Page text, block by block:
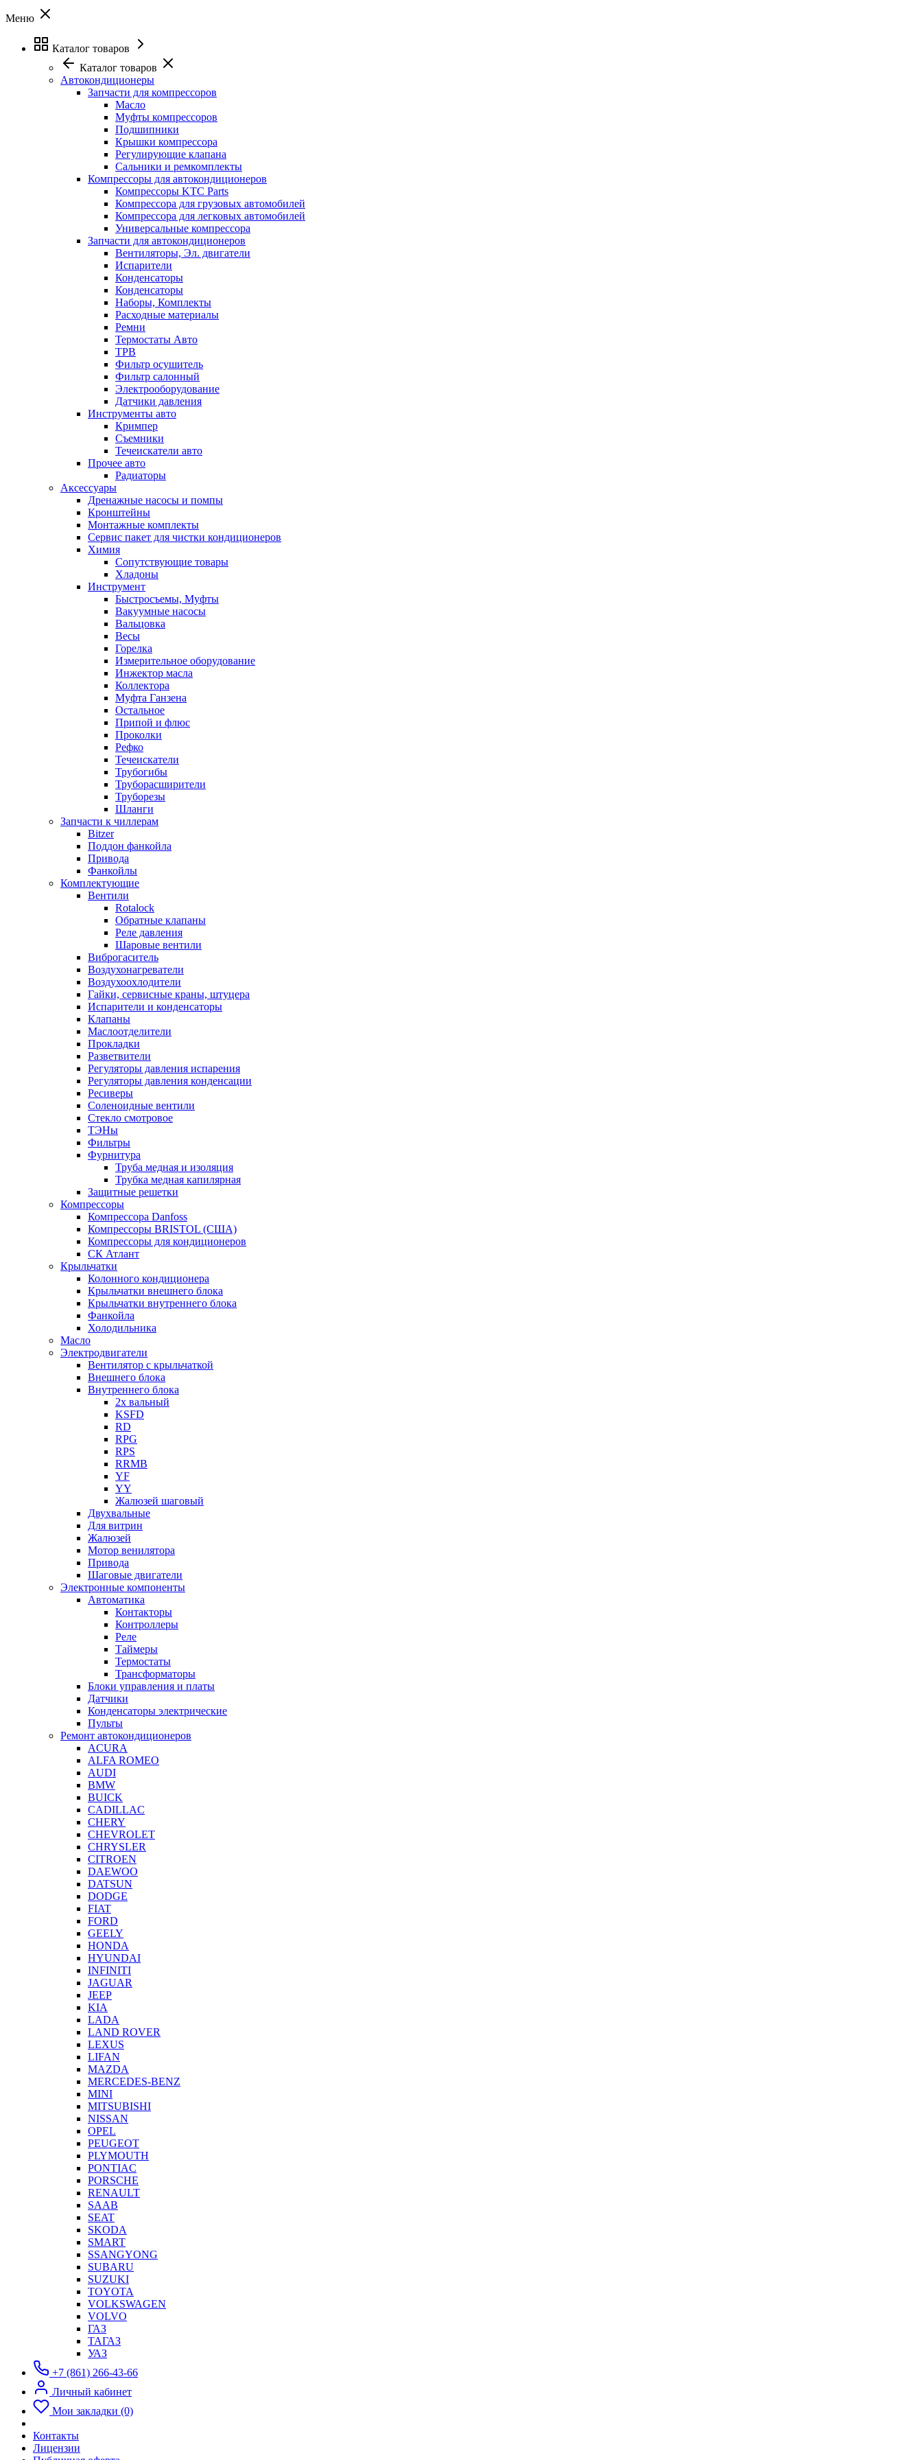
Меню
Каталог товаров
Каталог товаров
Автокондиционеры
Запчасти для компрессоров
Масло
Муфты компрессоров
Подшипники
Крышки компрессора
Регулирующие клапана
Сальники и ремкомплекты
Компрессоры для автокондиционеров
Компрессоры KTC Parts
Компрессора для грузовых автомобилей
Компрессора для легковых автомобилей
Универсальные компрессора
Запчасти для автокондиционеров
Вентиляторы, Эл. двигатели
Испарители
Конденсаторы
Конденсаторы
Наборы, Комплекты
Расходные материалы
Ремни
Термостаты Авто
ТРВ
Фильтр осушитель
Фильтр салонный
Электрооборудование
Датчики давления
Инструменты авто
Кримпер
Съемники
Течеискатели авто
Прочее авто
Радиаторы
Аксессуары
Дренажные насосы и помпы
Кронштейны
Монтажные комплекты
Сервис пакет для чистки кондиционеров
Химия
Сопутствующие товары
Хладоны
Инструмент
Быстросъемы, Муфты
Вакуумные насосы
Вальцовка
Весы
Горелка
Измерительное оборудование
Инжектор масла
Коллектора
Муфта Ганзена
Остальное
Припой и флюс
Проколки
Рефко
Течеискатели
Трубогибы
Труборасширители
Труборезы
Шланги
Запчасти к чиллерам
Bitzer
Поддон фанкойла
Привода
Фанкойлы
Комплектующие
Вентили
Rotalock
Обратные клапаны
Реле давления
Шаровые вентили
Виброгаситель
Воздухонагреватели
Воздухоохлодители
Гайки, сервисные краны, штуцера
Испарители и конденсаторы
Клапаны
Маслоотделители
Прокладки
Разветвители
Регуляторы давления испарения
Регуляторы давления конденсации
Ресиверы
Соленоидные вентили
Стекло смотровое
ТЭНы
Фильтры
Фурнитура
Труба медная и изоляция
Трубка медная капилярная
Защитные решетки
Компрессоры
Компрессора Danfoss
Компрессоры BRISTOL (США)
Компрессоры для кондиционеров
СК Атлант
Крыльчатки
Колонного кондиционера
Крыльчатки внешнего блока
Крыльчатки внутреннего блока
Фанкойла
Холодильника
Масло
Электродвигатели
Вентилятор с крыльчаткой
Внешнего блока
Внутреннего блока
2х вальный
KSFD
RD
RPG
RPS
RRMB
YF
YY
Жалюзей шаговый
Двухвальные
Для витрин
Жалюзей
Мотор венилятора
Привода
Шаговые двигатели
Электронные компоненты
Автоматика
Контакторы
Контроллеры
Реле
Таймеры
Термостаты
Трансформаторы
Блоки управления и платы
Датчики
Конденсаторы электрические
Пульты
Ремонт автокондиционеров
ACURA
ALFA ROMEO
AUDI
BMW
BUICK
CADILLAC
CHERY
CHEVROLET
CHRYSLER
CITROEN
DAEWOO
DATSUN
DODGE
FIAT
FORD
GEELY
HONDA
HYUNDAI
INFINITI
JAGUAR
JEEP
KIA
LADA
LAND ROVER
LEXUS
LIFAN
MAZDA
MERCEDES-BENZ
MINI
MITSUBISHI
NISSAN
OPEL
PEUGEOT
PLYMOUTH
PONTIAC
PORSCHE
RENAULT
SAAB
SEAT
SKODA
SMART
SSANGYONG
SUBARU
SUZUKI
TOYOTA
VOLKSWAGEN
VOLVO
ГАЗ
ТАГАЗ
УАЗ
+7 (861) 266-43-66
Личный кабинет
Мои закладки (0)
Контакты
Лицензии